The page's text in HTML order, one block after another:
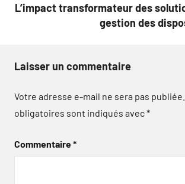
L’impact transformateur des
gestion des
Laisser un commentaire
Votre adresse e-mail ne sera pas publiée.
obligatoires sont indiqués avec*
Commentaire*